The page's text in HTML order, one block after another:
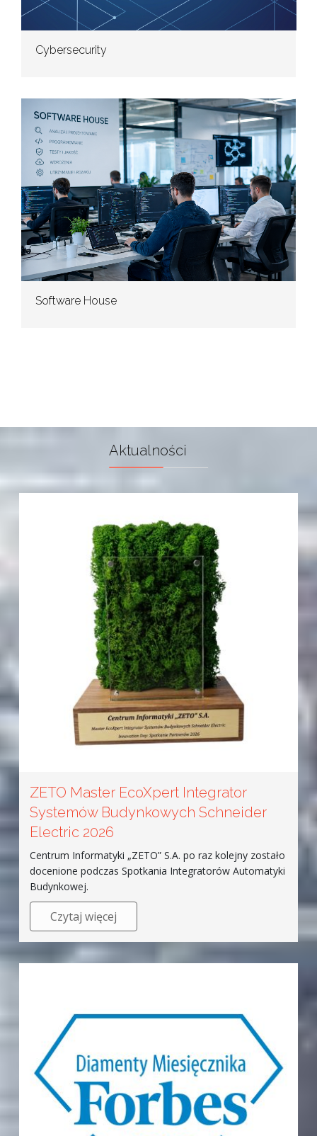
Cybersecurity
Software House
Aktualności
ZETO Master EcoXpert Integrator
Systemów Budynkowych Schneider
Electric 2026
Centrum Informatyki „ZETO” S.A. po raz kolejny zostało
docenione podczas Spotkania Integratorów Automatyki
Budynkowej.
Czytaj więcej